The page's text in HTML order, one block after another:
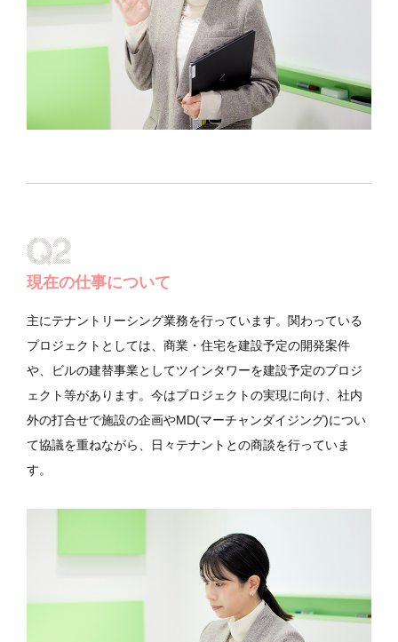
現在の仕事について
主にテナントリーシング業務を行っています。関わっている
プロジェクトとしては、商業・住宅を建設予定の開発案件
や、ビルの建替事業としてツインタワーを建設予定のプロジ
ェクト等があります。今はプロジェクトの実現に向け、社内
外の打合せで施設の企画やMD(マーチャンダイジング)につい
て協議を重ねながら、日々テナントとの商談を行っていま
す。